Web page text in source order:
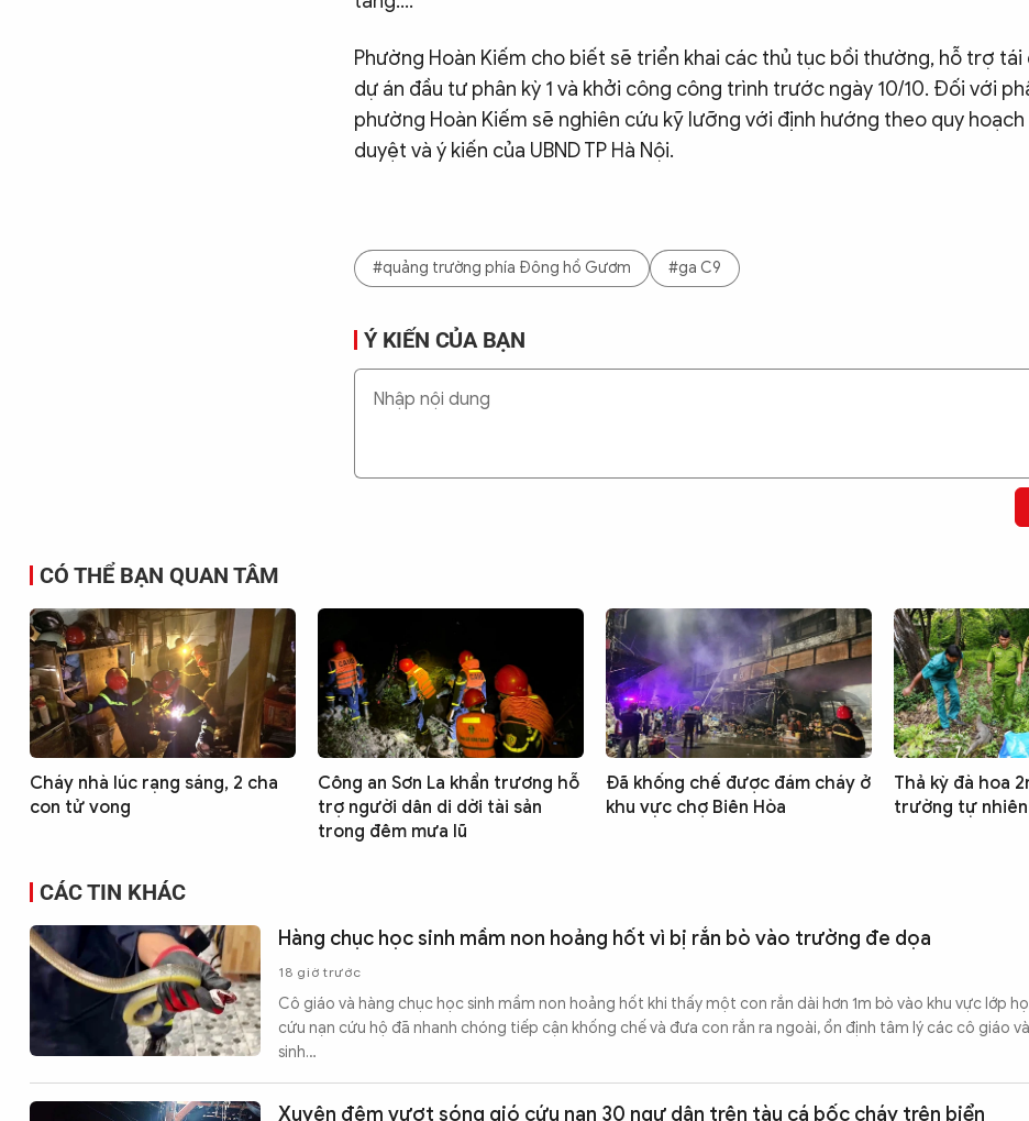
Phường Hoàn Kiếm cho biết sẽ triển khai các thủ tục bồi thường, hỗ trợ tái
dự án đầu tư phân kỳ 1 và khởi công công trình trước ngày 10/10. Đối với
phường Hoàn Kiếm sẽ nghiên cứu kỹ lưỡng với định hướng theo quy
duyệt và ý kiến của UBND TP Hà Nội.
#quảng trường phía Đông hồ Gươm #ga C9
Ý KIẾN CỦA BẠN
CÓ THỂ BẠN QUAN TÂM
Cháy nhà lúc rạng sáng, 2 cha
con tử vong
Công an Sơn La khẩn trương hỗ
trợ người dân di dời tài sản
trong đêm mưa lũ
Đã khống chế được đám cháy ở
khu vực chợ Biên Hòa
Thả kỳ đà hoa
trường tự nhiên
CÁC TIN KHÁC
Hàng chục học sinh mầm non hoảng hốt vì bị rắn bò vào trường đe dọa
18 giờ trước
Cô giáo và hàng chục học sinh mầm non hoảng hốt khi thấy một con rắn dài hơn 1m bò vào khu vực lớp
cứu nạn cứu hộ đã nhanh chóng tiếp cận khống chế và đưa con rắn ra ngoài, ổn định tâm lý các cô giáo
sinh…
Xuyên đêm vượt sóng gió cứu nạn 30 ngư dân trên tàu cá bốc cháy trên biển